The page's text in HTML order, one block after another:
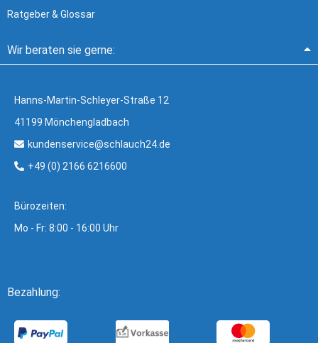
Ratgeber & Glossar
Wir beraten sie gerne:
Hanns-Martin-Schleyer-Straße 12
41199 Mönchengladbach
kundenservice@schlauch24.de
+49 (0) 2166 6216600
Bürozeiten:
Mo - Fr: 8:00 - 16:00 Uhr
Bezahlung: